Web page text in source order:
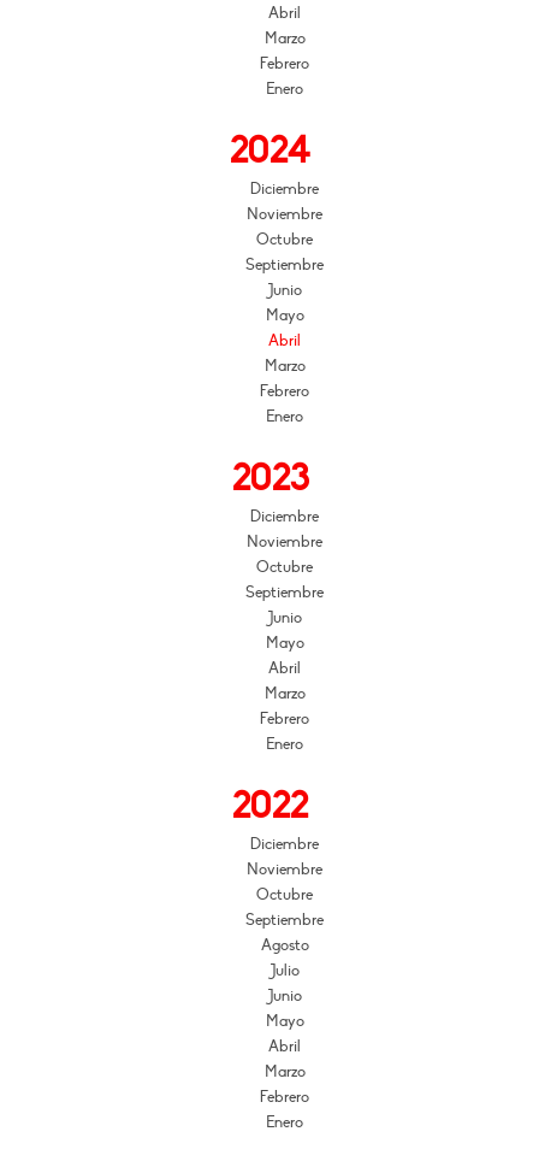
Abril
Marzo
Febrero
Enero
2024
Diciembre
Noviembre
Octubre
Septiembre
Junio
Mayo
Abril
Marzo
Febrero
Enero
2023
Diciembre
Noviembre
Octubre
Septiembre
Junio
Mayo
Abril
Marzo
Febrero
Enero
2022
Diciembre
Noviembre
Octubre
Septiembre
Agosto
Julio
Junio
Mayo
Abril
Marzo
Febrero
Enero